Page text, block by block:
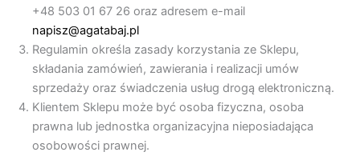
+48 503 01 67 26 oraz adresem e-mail
napisz@agatabaj.pl
Regulamin określa zasady korzystania ze Sklepu,
składania zamówień, zawierania i realizacji umów
sprzedaży oraz świadczenia usług drogą elektroniczną.
Klientem Sklepu może być osoba fizyczna, osoba
prawna lub jednostka organizacyjna nieposiadająca
osobowości prawnej.